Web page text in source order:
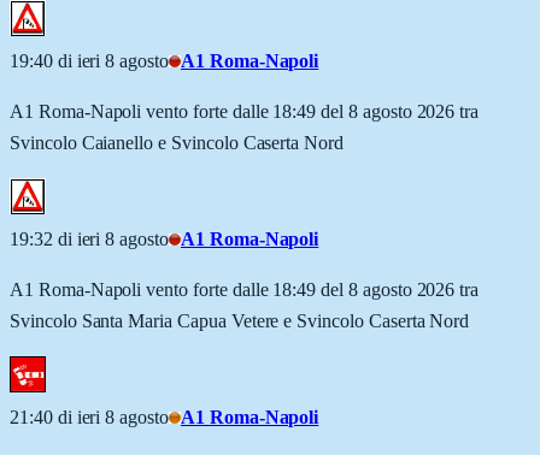
19:40 di ieri 8 agosto A1 Roma-Napoli
A1 Roma-Napoli vento forte dalle 18:49 del 8 agosto 2026 tra
Svincolo Caianello e Svincolo Caserta Nord
19:32 di ieri 8 agosto A1 Roma-Napoli
A1 Roma-Napoli vento forte dalle 18:49 del 8 agosto 2026 tra
Svincolo Santa Maria Capua Vetere e Svincolo Caserta Nord
21:40 di ieri 8 agosto A1 Roma-Napoli